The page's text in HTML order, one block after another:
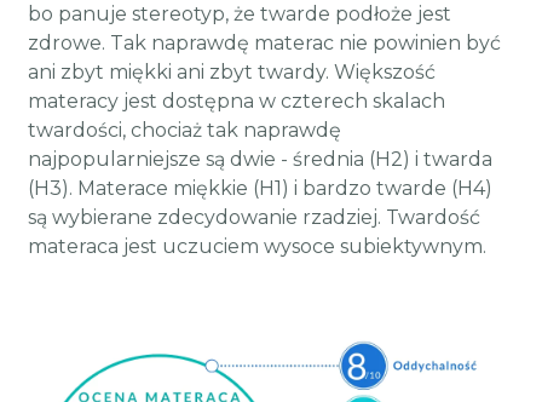
bo panuje stereotyp, że twarde podłoże jest
zdrowe. Tak naprawdę materac nie powinien być
ani zbyt miękki ani zbyt twardy. Większość
materacy jest dostępna w czterech skalach
twardości, chociaż tak naprawdę
najpopularniejsze są dwie - średnia (H2) i twarda
(H3). Materace miękkie (H1) i bardzo twarde (H4)
są wybierane zdecydowanie rzadziej. Twardość
materaca jest uczuciem wysoce subiektywnym.